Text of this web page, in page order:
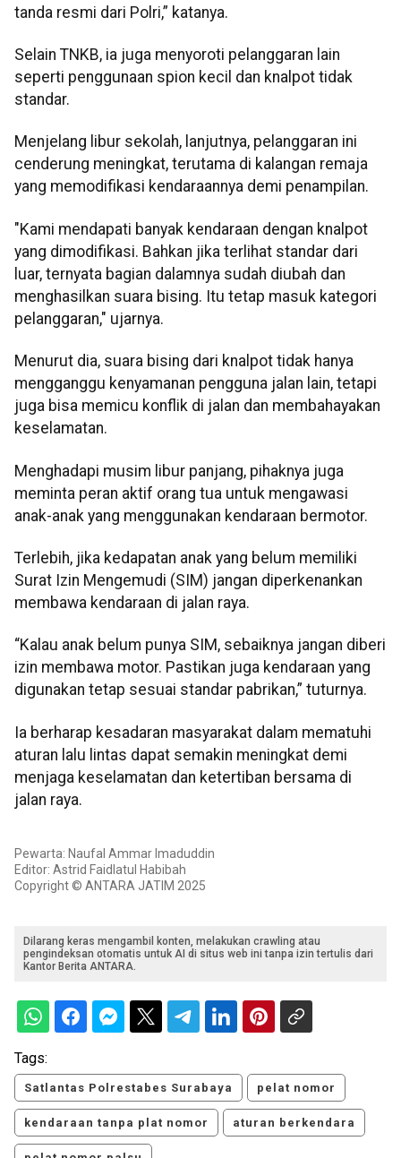
tanda resmi dari Polri,” katanya.
Selain TNKB, ia juga menyoroti pelanggaran lain
seperti penggunaan spion kecil dan knalpot tidak
standar.
Menjelang libur sekolah, lanjutnya, pelanggaran ini
cenderung meningkat, terutama di kalangan remaja
yang memodifikasi kendaraannya demi penampilan.
"Kami mendapati banyak kendaraan dengan knalpot
yang dimodifikasi. Bahkan jika terlihat standar dari
luar, ternyata bagian dalamnya sudah diubah dan
menghasilkan suara bising. Itu tetap masuk kategori
pelanggaran," ujarnya.
Menurut dia, suara bising dari knalpot tidak hanya
mengganggu kenyamanan pengguna jalan lain, tetapi
juga bisa memicu konflik di jalan dan membahayakan
keselamatan.
Menghadapi musim libur panjang, pihaknya juga
meminta peran aktif orang tua untuk mengawasi
anak-anak yang menggunakan kendaraan bermotor.
Terlebih, jika kedapatan anak yang belum memiliki
Surat Izin Mengemudi (SIM) jangan diperkenankan
membawa kendaraan di jalan raya.
“Kalau anak belum punya SIM, sebaiknya jangan diberi
izin membawa motor. Pastikan juga kendaraan yang
digunakan tetap sesuai standar pabrikan,” tuturnya.
Ia berharap kesadaran masyarakat dalam mematuhi
aturan lalu lintas dapat semakin meningkat demi
menjaga keselamatan dan ketertiban bersama di
jalan raya.
Pewarta: Naufal Ammar Imaduddin
Editor: Astrid Faidlatul Habibah
Copyright © ANTARA JATIM 2025
Dilarang keras mengambil konten, melakukan crawling atau
pengindeksan otomatis untuk AI di situs web ini tanpa izin tertulis dari
Kantor Berita ANTARA.
Tags:
Satlantas Polrestabes Surabaya pelat nomor
kendaraan tanpa plat nomor aturan berkendara